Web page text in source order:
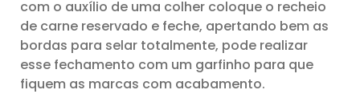
com o auxílio de uma colher coloque o recheio
de carne reservado e feche, apertando bem as
bordas para selar totalmente, pode realizar
esse fechamento com um garfinho para que
fiquem as marcas com acabamento.